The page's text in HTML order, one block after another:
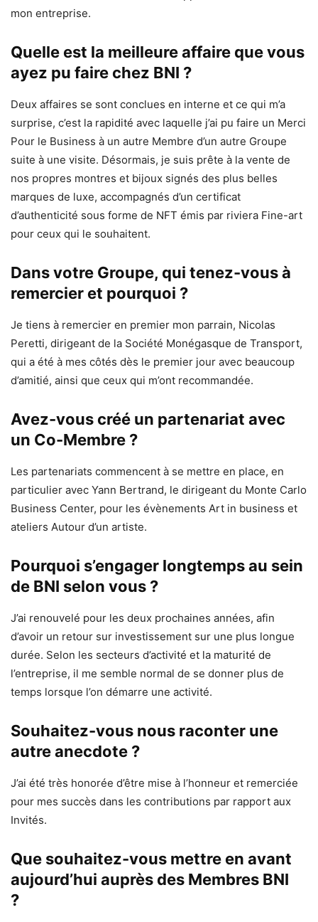
mon entreprise.
Quelle est la meilleure affaire que vous
ayez pu faire chez BNI ?
Deux affaires se sont conclues en interne et ce qui m’a
surprise, c’est la rapidité avec laquelle j’ai pu faire un Merci
Pour le Business à un autre Membre d’un autre Groupe
suite à une visite. Désormais, je suis prête à la vente de
nos propres montres et bijoux signés des plus belles
marques de luxe, accompagnés d’un certificat
d’authenticité sous forme de NFT émis par riviera Fine-art
pour ceux qui le souhaitent.
Dans votre Groupe, qui tenez-vous à
remercier et pourquoi ?
Je tiens à remercier en premier mon parrain, Nicolas
Peretti, dirigeant de la Société Monégasque de Transport,
qui a été à mes côtés dès le premier jour avec beaucoup
d’amitié, ainsi que ceux qui m’ont recommandée.
Avez-vous créé un partenariat avec
un Co-Membre ?
Les partenariats commencent à se mettre en place, en
particulier avec Yann Bertrand, le dirigeant du Monte Carlo
Business Center, pour les évènements Art in business et
ateliers Autour d’un artiste.
Pourquoi s’engager longtemps au sein
de BNI selon vous ?
J’ai renouvelé pour les deux prochaines années, afin
d’avoir un retour sur investissement sur une plus longue
durée. Selon les secteurs d’activité et la maturité de
l’entreprise, il me semble normal de se donner plus de
temps lorsque l’on démarre une activité.
Souhaitez-vous nous raconter une
autre anecdote ?
J’ai été très honorée d’être mise à l’honneur et remerciée
pour mes succès dans les contributions par rapport aux
Invités.
Que souhaitez-vous mettre en avant
aujourd’hui auprès des Membres BNI
?